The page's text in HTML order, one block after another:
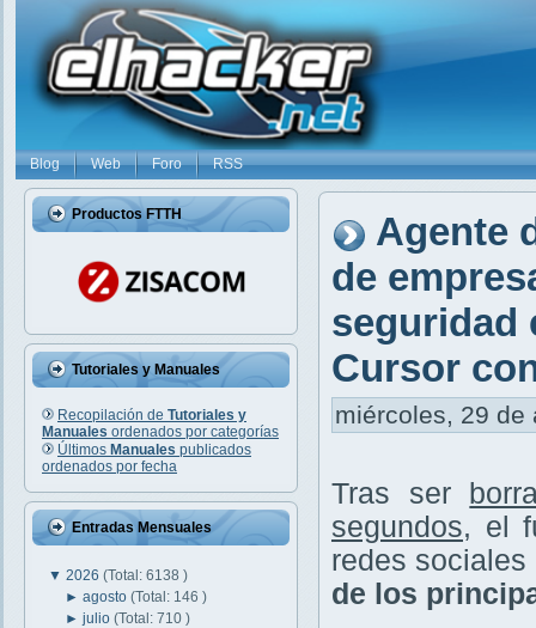
Blog Web Foro RSS
Productos FTTH
Tutoriales y Manuales
Recopilación de Tutoriales y
Manuales ordenados por categorías
Últimos Manuales publicados
ordenados por fecha
Entradas Mensuales
▼ 2026 (Total: 6138 )
►agosto(Total: 146 )
►julio(Total: 710 )
Agente
de
seguridad
Cursor
miércoles, 29 de
Tras ser
segundos, el
redes
de los